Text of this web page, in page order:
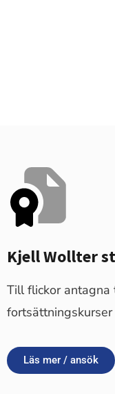
Kjell Wollter
Till flickor antagna
fortsättningskurser
Läs mer / ansök